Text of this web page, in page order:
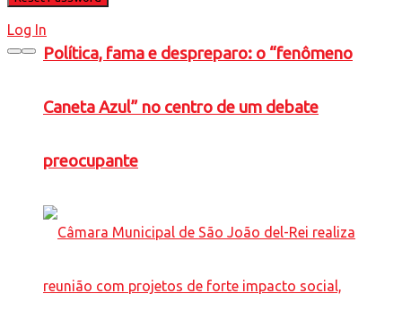
Política, fama e despreparo: o “fenômeno
Caneta Azul” no centro de um debate
preocupante
Log In